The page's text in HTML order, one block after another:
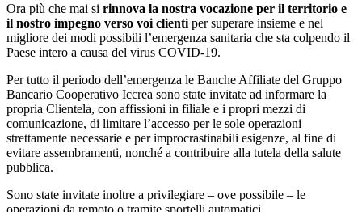
Ora più che mai si rinnova la nostra vocazione per il territorio e
il nostro impegno verso voi clienti per superare insieme e nel
migliore dei modi possibili l’emergenza sanitaria che sta colpendo il
Paese intero a causa del virus COVID-19.
Per tutto il periodo dell’emergenza le Banche Affiliate del Gruppo
Bancario Cooperativo Iccrea sono state invitate ad informare la
propria Clientela, con affissioni in filiale e i propri mezzi di
comunicazione, di limitare l’accesso per le sole operazioni
strettamente necessarie e per improcrastinabili esigenze, al fine di
evitare assembramenti, nonché a contribuire alla tutela della salute
pubblica.
Sono state invitate inoltre a privilegiare – ove possibile – le
operazioni da remoto o tramite sportelli automatici.